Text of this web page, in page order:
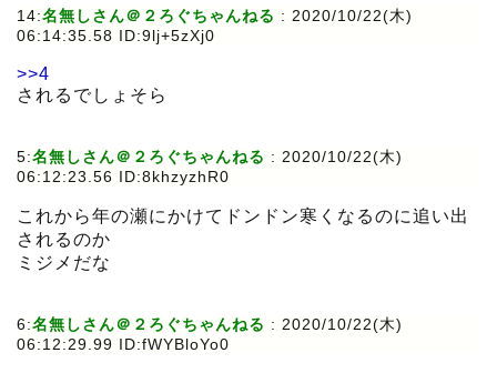
14:名無しさん＠２ろぐちゃんねる : 2020/10/22(木)
06:14:35.58 ID:9lj+5zXj0
>>4
されるでしょそら
5:名無しさん＠２ろぐちゃんねる : 2020/10/22(木)
06:12:23.56 ID:8khzyzhR0
これから年の瀬にかけてドンドン寒くなるのに追い出
されるのか
ミジメだな
6:名無しさん＠２ろぐちゃんねる : 2020/10/22(木)
06:12:29.99 ID:fWYBloYo0